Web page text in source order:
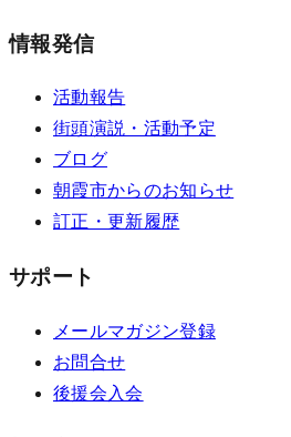
情報発信
活動報告
街頭演説・活動予定
ブログ
朝霞市からのお知らせ
訂正・更新履歴
サポート
メールマガジン登録
お問合せ
後援会入会